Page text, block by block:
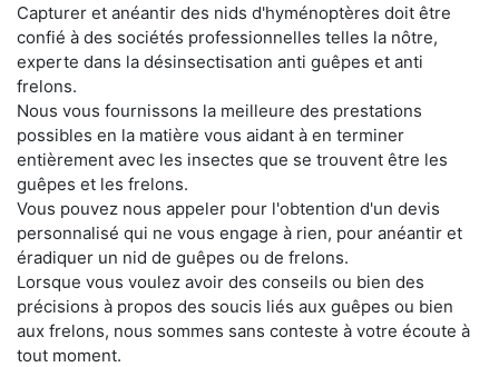
Capturer et anéantir des nids d'hyménoptères doit être
confié à des sociétés professionnelles telles la nôtre,
experte dans la désinsectisation anti guêpes et anti
frelons.
Nous vous fournissons la meilleure des prestations
possibles en la matière vous aidant à en terminer
entièrement avec les insectes que se trouvent être les
guêpes et les frelons.
Vous pouvez nous appeler pour l'obtention d'un devis
personnalisé qui ne vous engage à rien, pour anéantir et
éradiquer un nid de guêpes ou de frelons.
Lorsque vous voulez avoir des conseils ou bien des
précisions à propos des soucis liés aux guêpes ou bien
aux frelons, nous sommes sans conteste à votre écoute à
tout moment.